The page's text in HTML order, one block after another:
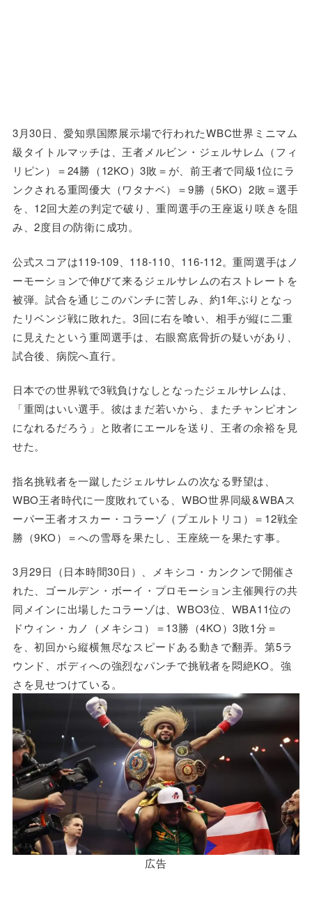
3月30日、愛知県国際展示場で行われたWBC世界ミニマム
級タイトルマッチは、王者メルビン・ジェルサレム（フィ
リピン）＝24勝（12KO）3敗＝が、前王者で同級1位にラ
ンクされる重岡優大（ワタナベ）＝9勝（5KO）2敗＝選手
を、12回大差の判定で破り、重岡選手の王座返り咲きを阻
み、2度目の防衛に成功。
公式スコアは119-109、118-110、116-112。重岡選手はノ
ーモーションで伸びて来るジェルサレムの右ストレートを
被弾。試合を通じこのパンチに苦しみ、約1年ぶりとなっ
たリベンジ戦に敗れた。3回に右を喰い、相手が縦に二重
に見えたという重岡選手は、右眼窩底骨折の疑いがあり、
試合後、病院へ直行。
日本での世界戦で3戦負けなしとなったジェルサレムは、
「重岡はいい選手。彼はまだ若いから、またチャンピオン
になれるだろう」と敗者にエールを送り、王者の余裕を見
せた。
指名挑戦者を一蹴したジェルサレムの次なる野望は、
WBO王者時代に一度敗れている、WBO世界同級&WBAス
ーパー王者オスカー・コラーゾ（プエルトリコ）＝12戦全
勝（9KO）＝への雪辱を果たし、王座統一を果たす事。
3月29日（日本時間30日）、メキシコ・カンクンで開催さ
れた、ゴールデン・ボーイ・プロモーション主催興行の共
同メインに出場したコラーゾは、WBO3位、WBA11位の
ドウィン・カノ（メキシコ）＝13勝（4KO）3敗1分＝
を、初回から縦横無尽なスピードある動きで翻弄。第5ラ
ウンド、ボディへの強烈なパンチで挑戦者を悶絶KO。強
さを見せつけている。
広告